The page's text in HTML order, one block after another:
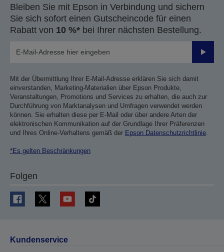
Bleiben Sie mit Epson in Verbindung und sichern
Sie sich sofort einen Gutscheincode für einen
Rabatt von 10 %* bei Ihrer nächsten Bestellung.
Mit der Übermittlung Ihrer E-Mail-Adresse erklären Sie sich damit
einverstanden, Marketing-Materialien über Epson Produkte,
Veranstaltungen, Promotions und Services zu erhalten, die auch zur
Durchführung von Marktanalysen und Umfragen verwendet werden
können. Sie erhalten diese per E-Mail oder über andere Arten der
elektronischen Kommunikation auf der Grundlage Ihrer Präferenzen
und Ihres Online-Verhaltens gemäß der Epson Datenschutzrichtlinie.
*Es gelten Beschränkungen
Folgen
Kundenservice